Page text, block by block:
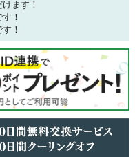
ます！
！
！